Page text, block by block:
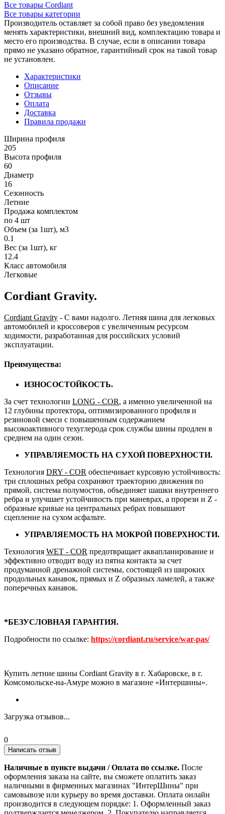
Все товары Cordiant
Все товары категории
Производитель оставляет за собой право без уведомления
менять характеристики, внешний вид, комплектацию товара и
место его производства. В случае, если в описании товара
прямо не указано обратное, гарантийный срок на такой товар
не установлен.
Характеристики
Описание
Отзывы
Оплата
Доставка
Правила продажи
Ширина профиля
205
Высота профиля
60
Диаметр
16
Сезонность
Летние
Продажа комплектом
по 4 шт
Объем (за 1шт), м3
0.1
Вес (за 1шт), кг
12.4
Класс автомобиля
Легковые
Cordiant Gravity.
Cordiant Gravity - С вами надолго. Летняя шина для легковых
автомобилей и кроссоверов с увеличенным ресурсом
ходимости, разработанная для российских условий
эксплуатации.
Преимущества:
ИЗНОСОСТОЙКОСТЬ.
За счет технологии LONG - COR, а именно увеличенной на
12 глубины протектора, оптимизированного профиля и
резиновой смеси с повышенным содержанием
высокоактивного техуглерода срок службы шины продлен в
среднем на один сезон.
УПРАВЛЯЕМОСТЬ НА СУХОЙ ПОВЕРХНОСТИ.
Технология DRY - COR обеспечивает курсовую устойчивость:
три сплошных ребра сохраняют траекторию движения по
прямой, система полумостов, объединяет шашки внутреннего
ребра и улучшает устойчивость при маневрах, а прорези и Z -
образные кривые на центральных ребрах повышают
сцепление на сухом асфальте.
УПРАВЛЯЕМОСТЬ НА МОКРОЙ ПОВЕРХНОСТИ.
Технология WET - COR предотвращает аквапланирование и
эффективно отводит воду из пятна контакта за счет
продуманной дренажной системы, состоящей из широких
продольных канавок, прямых и Z образных ламелей, а также
поперечных канавок.
*БЕЗУСЛОВНАЯ ГАРАНТИЯ.
Подробности по ссылке: https://cordiant.ru/service/war-pas/
Купить летние шины Cordiant Gravity в г. Хабаровске, в г.
Комсомольске-на-Амуре можно в магазине «Интершины».
Загрузка отзывов...
0
Написать отзыв
Наличные в пункте выдачи / Оплата по ссылке. После
оформления заказа на сайте, вы сможете оплатить заказ
наличными в фирменных магазинах "ИнтерШины" при
самовывозе или курьеру во время доставки. Оплата онлайн
производится в следующем порядке: 1. Оформленный заказ